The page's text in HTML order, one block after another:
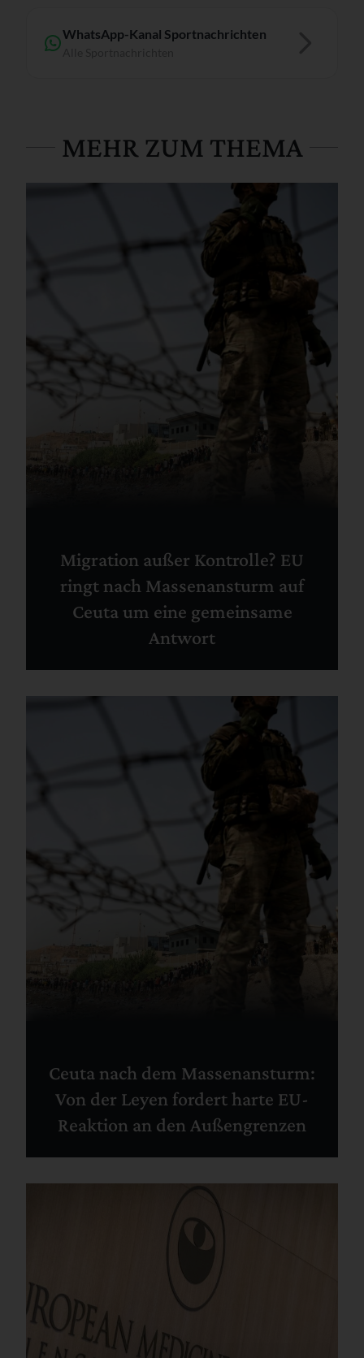
WhatsApp-Kanal Sportnachrichten
MEHR ZUM THEMA
Migration außer Kontrolle? EU
ringt nach Massenansturm auf
Ceuta um eine gemeinsame
Antwort
Ceuta nach dem Massenansturm:
Von der Leyen fordert harte EU-
Reaktion an den Außengrenzen